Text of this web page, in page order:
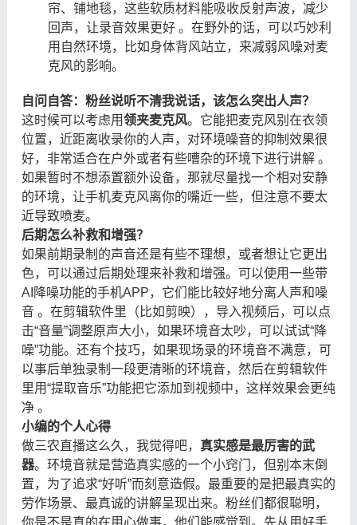
帘、铺地毯，这些软质材料能吸收反射声波，减少
回声，让录音效果更好 。在野外的话，可以巧妙利
用自然环境，比如身体背风站立，来减弱风噪对麦
克风的影响。
自问自答：粉丝说听不清我说话，该怎么突出人声？
这时候可以考虑用领夹麦克风。它能把麦克风别在衣领
位置，近距离收录你的人声，对环境噪音的抑制效果很
好，非常适合在户外或者有些嘈杂的环境下进行讲解 。
如果暂时不想添置额外设备，那就尽量找一个相对安静
的环境，让手机麦克风离你的嘴近一些，但注意不要太
近导致喷麦。
后期怎么补救和增强？
如果前期录制的声音还是有些不理想，或者想让它更出
色，可以通过后期处理来补救和增强。可以使用一些带
AI降噪功能的手机APP，它们能比较好地分离人声和噪
音 。在剪辑软件里（比如剪映），导入视频后，可以点
击“音量”调整原声大小，如果环境音太吵，可以试试“降
噪”功能。还有个技巧，如果现场录的环境音不满意，可
以事后单独录制一段更清晰的环境音，然后在剪辑软件
里用“提取音乐”功能把它添加到视频中，这样效果会更纯
净 。
小编的个人心得
做三农直播这么久，我觉得吧， 真实感是最厉害的武
器。环境音就是营造真实感的一个小窍门，但别本末倒
置，为了追求“好听”而刻意造假。最重要的是把最真实的
劳作场景、最真诚的讲解呈现出来。粉丝们都很聪明，
你是不是真的在用心做事，他们能感觉到。先从用好手